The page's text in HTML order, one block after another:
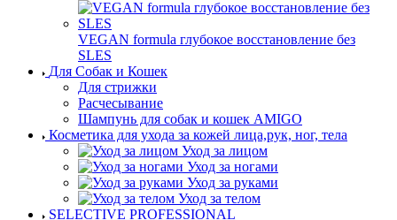
VEGAN formula глубокое восстановление без
SLES
Для Собак и Кошек
Для стрижки
Расчесывание
Шампунь для собак и кошек AMIGO
Косметика для ухода за кожей лица,рук, ног, тела
Уход за лицом
Уход за ногами
Уход за руками
Уход за телом
SELECTIVE PROFESSIONAL